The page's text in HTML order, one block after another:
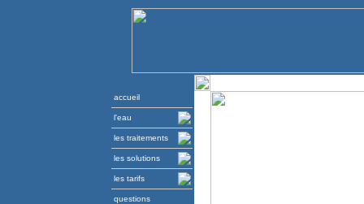
accueil
l'eau
les traitements
les solutions
les tarifs
questions